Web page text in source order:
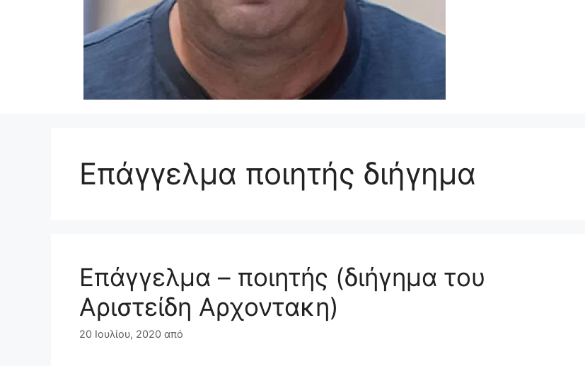
Επάγγελμα ποιητής διήγημα
Επάγγελμα – ποιητής (διήγημα του
Αριστείδη Αρχοντακη)
20 Ιουλίου, 2020 από